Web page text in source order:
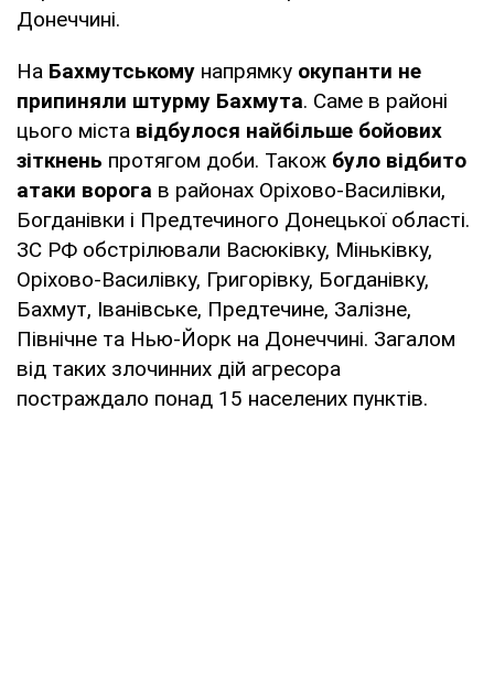
Донеччині.
На Бахмутському напрямку окупанти не
припиняли штурму Бахмута. Саме в районі
цього міста відбулося найбільше бойових
зіткнень протягом доби. Також було відбито
атаки ворога в районах Оріхово-Василівки,
Богданівки і Предтечиного Донецької області.
ЗС РФ обстрілювали Васюківку, Міньківку,
Оріхово-Василівку, Григорівку, Богданівку,
Бахмут, Іванівське, Предтечине, Залізне,
Північне та Нью-Йорк на Донеччині. Загалом
від таких злочинних дій агресора
постраждало понад 15 населених пунктів.